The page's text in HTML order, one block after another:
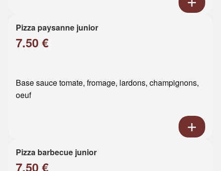
Pizza paysanne junior
7.50 €
Base sauce tomate, fromage, lardons, champignons,
oeuf
Pizza barbecue junior
7.50 €